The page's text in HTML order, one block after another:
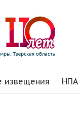
извещения